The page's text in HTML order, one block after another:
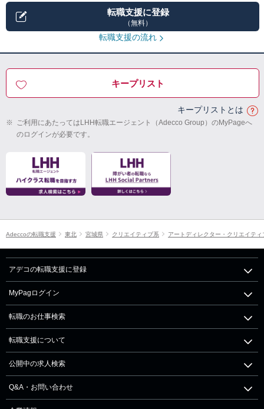
転職支援に登録
（無料）
転職支援の流れ
キープリスト
キープリストとは
※ ご利用にあたってはLHH転職エージェント（Adecco Group）のMyPageへ
のログインが必要です。
Adeccoの転職支援 東北 宮城県 クリエイティブ系 アートディレクター・クリエイテ
アデコの転職支援に登録
MyPagログイン
転職のお仕事検索
転職支援について
公開中の求人検索
Q&A・お問い合わせ